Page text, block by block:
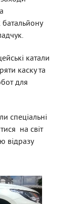
катали
каску та
для
спеціальні
на світ
відразу